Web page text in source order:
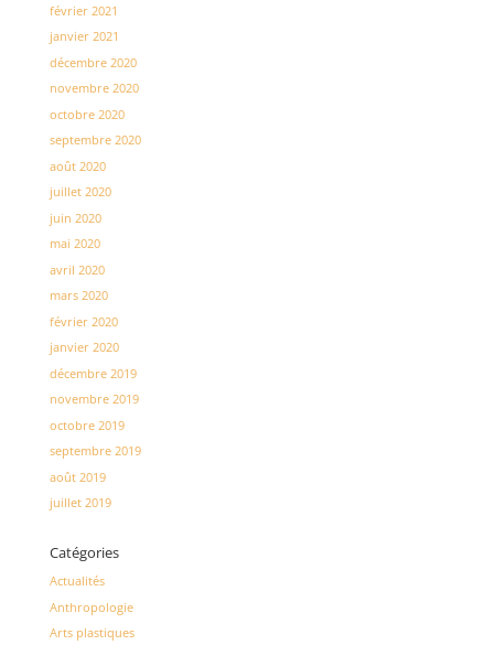
février 2021
janvier 2021
décembre 2020
novembre 2020
octobre 2020
septembre 2020
août 2020
juillet 2020
juin 2020
mai 2020
avril 2020
mars 2020
février 2020
janvier 2020
décembre 2019
novembre 2019
octobre 2019
septembre 2019
août 2019
juillet 2019
Catégories
Actualités
Anthropologie
Arts plastiques